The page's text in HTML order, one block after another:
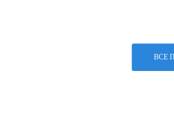
ВСЕ